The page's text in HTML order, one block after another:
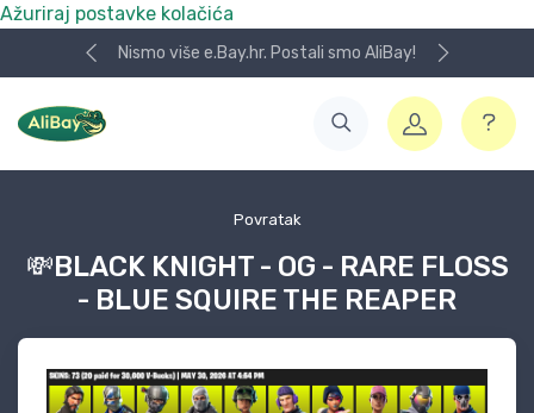
Ažuriraj postavke kolačića
Nismo više e.Bay.hr. Postali smo AliBay!
Povratak
💸BLACK KNIGHT - OG - RARE FLOSS
- BLUE SQUIRE THE REAPER